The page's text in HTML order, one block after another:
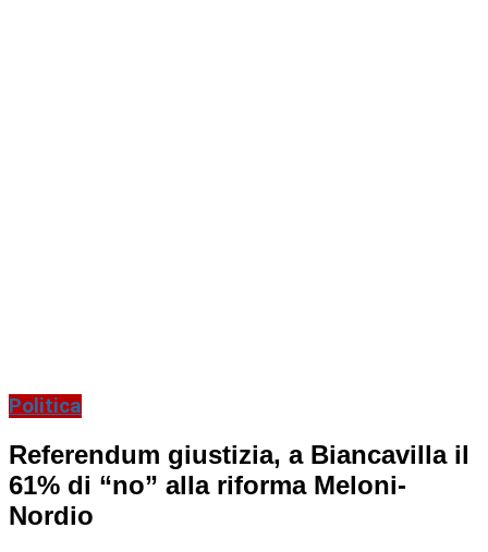
Politica
Referendum giustizia, a Biancavilla il
61% di “no” alla riforma Meloni-
Nordio